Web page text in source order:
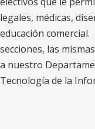
o
l
o
g
í
legales, médicas,
educación
secciones, las
a nuestro
Tecnología de la